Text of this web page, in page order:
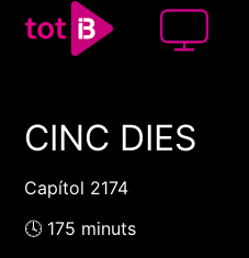
00:00 00:00
CINC DIES
Capítol 2174
🕓 175 minuts